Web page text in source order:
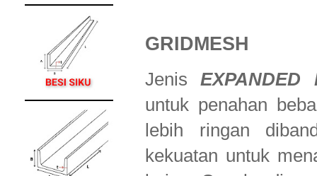
GRIDMESH
JenisEXPANDED
untuk penahan
lebih ringan
kekuatan untuk